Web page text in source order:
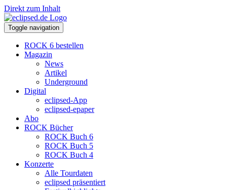
Direkt zum Inhalt
Toggle navigation
ROCK 6 bestellen
Magazin
News
Artikel
Underground
Digital
eclipsed-App
eclipsed-epaper
Abo
ROCK Bücher
ROCK Buch 6
ROCK Buch 5
ROCK Buch 4
Konzerte
Alle Tourdaten
eclipsed präsentiert